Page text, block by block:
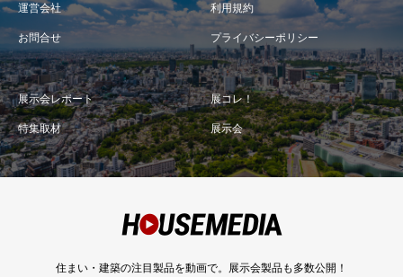
運営会社 利用規約
お問合せ プライバシーポリシー
展示会レポート 展コレ！
特集取材 展示会
住まい・建築の注目製品を動画で。展示会製品も多数公開！